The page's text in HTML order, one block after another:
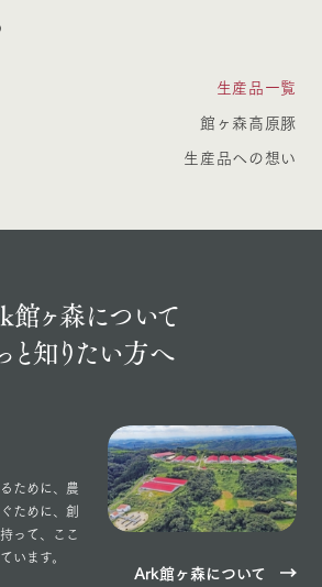
生産品一覧
館ヶ森高原豚
生産品への想い
ヶ森について
と知りたい方へ
ために、 農
ために、 創
って、 ここ
います。
Ark館ヶ森について